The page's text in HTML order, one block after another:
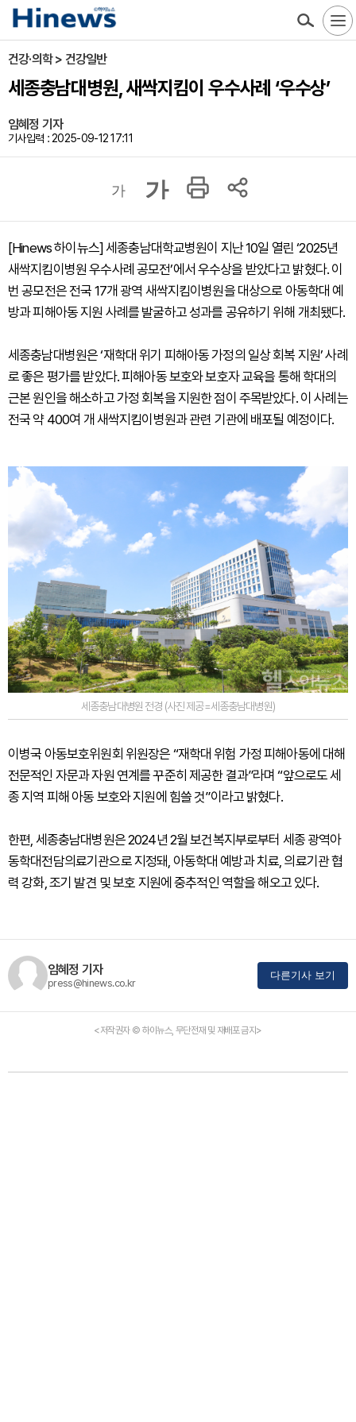
건강·의학 > 건강일반
세종충남대병원, 새싹지킴이 우수사례 ‘우수상’
임혜정 기자
기사입력 : 2025-09-12 17:11
가 가
[Hinews 하이뉴스] 세종충남대학교병원이 지난 10일 열린 ‘2025년
새싹지킴이병원 우수사례 공모전’에서 우수상을 받았다고 밝혔다. 이
번 공모전은 전국 17개 광역 새싹지킴이병원을 대상으로 아동학대 예
방과 피해아동 지원 사례를 발굴하고 성과를 공유하기 위해 개최됐다.
세종충남대병원은 ‘재학대 위기 피해아동 가정의 일상 회복 지원’ 사례
로 좋은 평가를 받았다. 피해아동 보호와 보호자 교육을 통해 학대의
근본 원인을 해소하고 가정 회복을 지원한 점이 주목받았다. 이 사례는
전국 약 400여 개 새싹지킴이병원과 관련 기관에 배포될 예정이다.
세종충남대병원 전경 (사진 제공=세종충남대병원)
이병국 아동보호위원회 위원장은 “재학대 위험 가정 피해아동에 대해
전문적인 자문과 자원 연계를 꾸준히 제공한 결과”라며 “앞으로도 세
종 지역 피해 아동 보호와 지원에 힘쓸 것”이라고 밝혔다.
한편, 세종충남대병원은 2024년 2월 보건복지부로부터 세종 광역아
동학대전담의료기관으로 지정돼, 아동학대 예방과 치료, 의료기관 협
력 강화, 조기 발견 및 보호 지원에 중추적인 역할을 해오고 있다.
임혜정 기자
press@hinews.co.kr
다른기사 보기
<저작권자 © 하이뉴스, 무단전재 및 재배포 금지>